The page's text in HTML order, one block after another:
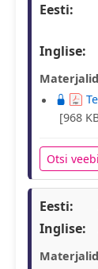
Eesti:
Inglise:
[968
Otsi
Eesti:
Inglise: